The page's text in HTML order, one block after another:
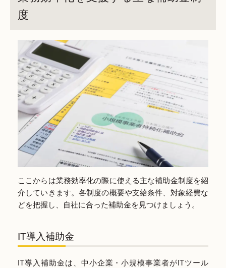
度
ここからは業務効率化の際に使える主な補助金制度を紹
介していきます。各制度の概要や支給条件、対象経費な
どを把握し、自社に合った補助金を見つけましょう。
IT導入補助金
IT導入補助金は、中小企業・小規模事業者がITツール